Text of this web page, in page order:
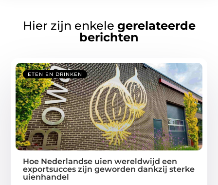
Hier zijn enkele gerelateerde
berichten
ETEN EN DRINKEN
Hoe Nederlandse uien wereldwijd een
exportsucces zijn geworden dankzij sterke
uienhandel